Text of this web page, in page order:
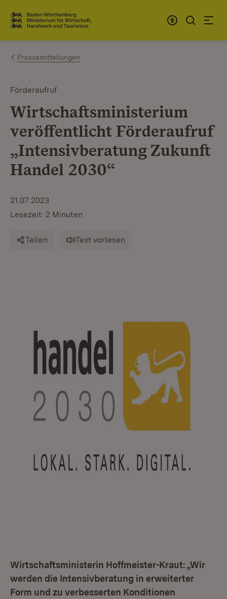
Zum Inhalt springen
Link zur Startseite
Pressemitteilungen
Förderaufruf
Wirtschaftsministerium
veröffentlicht Förderaufruf
„Intensivberatung Zukunft
Handel 2030“
21.07.2023
Lesezeit: 2 Minuten
Teilen Text vorlesen
Wirtschaftsministerin Hoffmeister-Kraut: „Wir
werden die Intensivberatung in erweiterter
Form und zu verbesserten Konditionen